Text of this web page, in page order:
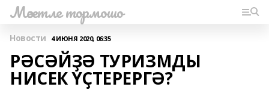
Мәсетле тормошо
Новости 4 ИЮНЯ 2020, 06:35
РӘСӘЙҘӘ ТУРИЗМДЫ
НИСЕК ҮҪТЕРЕРГӘ?